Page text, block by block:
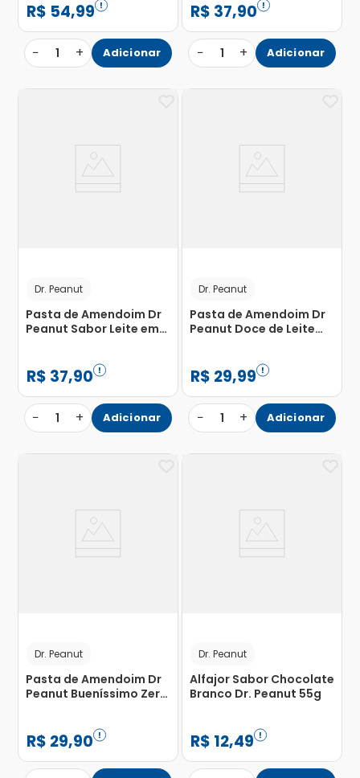
R$ 54,99
− 1 + Adicionar
R$ 37,90
− 1 + Adicionar
Dr. Peanut
Pasta de Amendoim Dr
Peanut Sabor Leite em
R$ 37,90
− 1 + Adicionar
Dr. Peanut
Pasta de Amendoim Dr
Peanut Doce de Leite
R$ 29,99
− 1 + Adicionar
Dr. Peanut
Pasta de Amendoim Dr
Peanut Bueníssimo Zero
R$ 29,90
Dr. Peanut
Alfajor Sabor Chocolate
Branco Dr. Peanut 55g
R$ 12,49